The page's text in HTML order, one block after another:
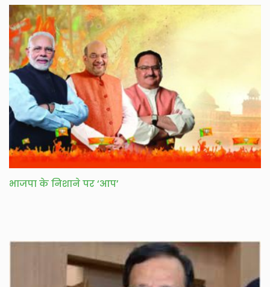
भाजपा के निशाने पर ‘आप’